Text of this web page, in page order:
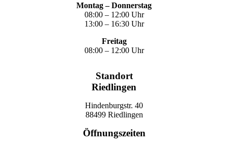
Montag – Donnerstag
08:00 – 12:00 Uhr
13:00 – 16:30 Uhr
Freitag
08:00 – 12:00 Uhr
Standort
Riedlingen
Hindenburgstr. 40
88499 Riedlingen
Öffnungszeiten